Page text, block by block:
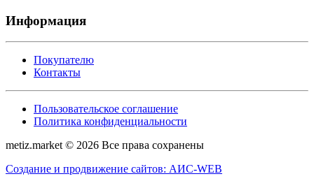
Информация
Покупателю
Контакты
Пользовательское соглашение
Политика конфиденциальности
metiz.market © 2026 Все права сохранены
Создание и продвижение сайтов: АИС-WEB